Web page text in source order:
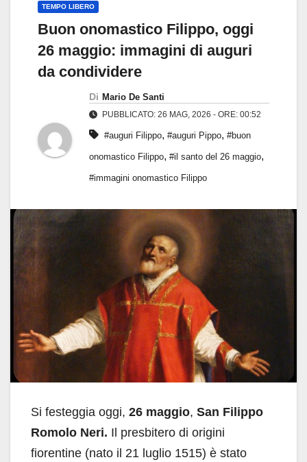
TEMPO LIBERO
Buon onomastico Filippo, oggi
26 maggio: immagini di auguri
da condividere
Di Mario De Santi
PUBBLICATO: 26 MAG, 2026 - ORE: 00:52
#auguri Filippo, #auguri Pippo, #buon
onomastico Filippo, #il santo del 26 maggio,
#immagini onomastico Filippo
Si festeggia oggi, 26 maggio, San Filippo
Romolo Neri. Il presbitero di origini
fiorentine (nato il 21 luglio 1515) è stato